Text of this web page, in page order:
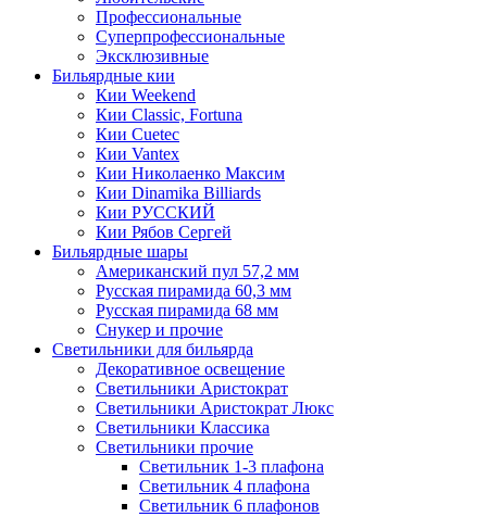
Профессиональные
Суперпрофессиональные
Эксклюзивные
Бильярдные кии
Кии Weekend
Кии Classic, Fortuna
Кии Cuetec
Кии Vantex
Кии Николаенко Максим
Кии Dinamika Billiards
Кии РУССКИЙ
Кии Рябов Сергей
Бильярдные шары
Американский пул 57,2 мм
Русская пирамида 60,3 мм
Русская пирамида 68 мм
Снукер и прочие
Светильники для бильярда
Декоративное освещение
Светильники Аристократ
Светильники Аристократ Люкс
Светильники Классика
Светильники прочие
Светильник 1-3 плафона
Светильник 4 плафона
Светильник 6 плафонов